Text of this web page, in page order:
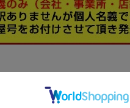
業務用
ナー